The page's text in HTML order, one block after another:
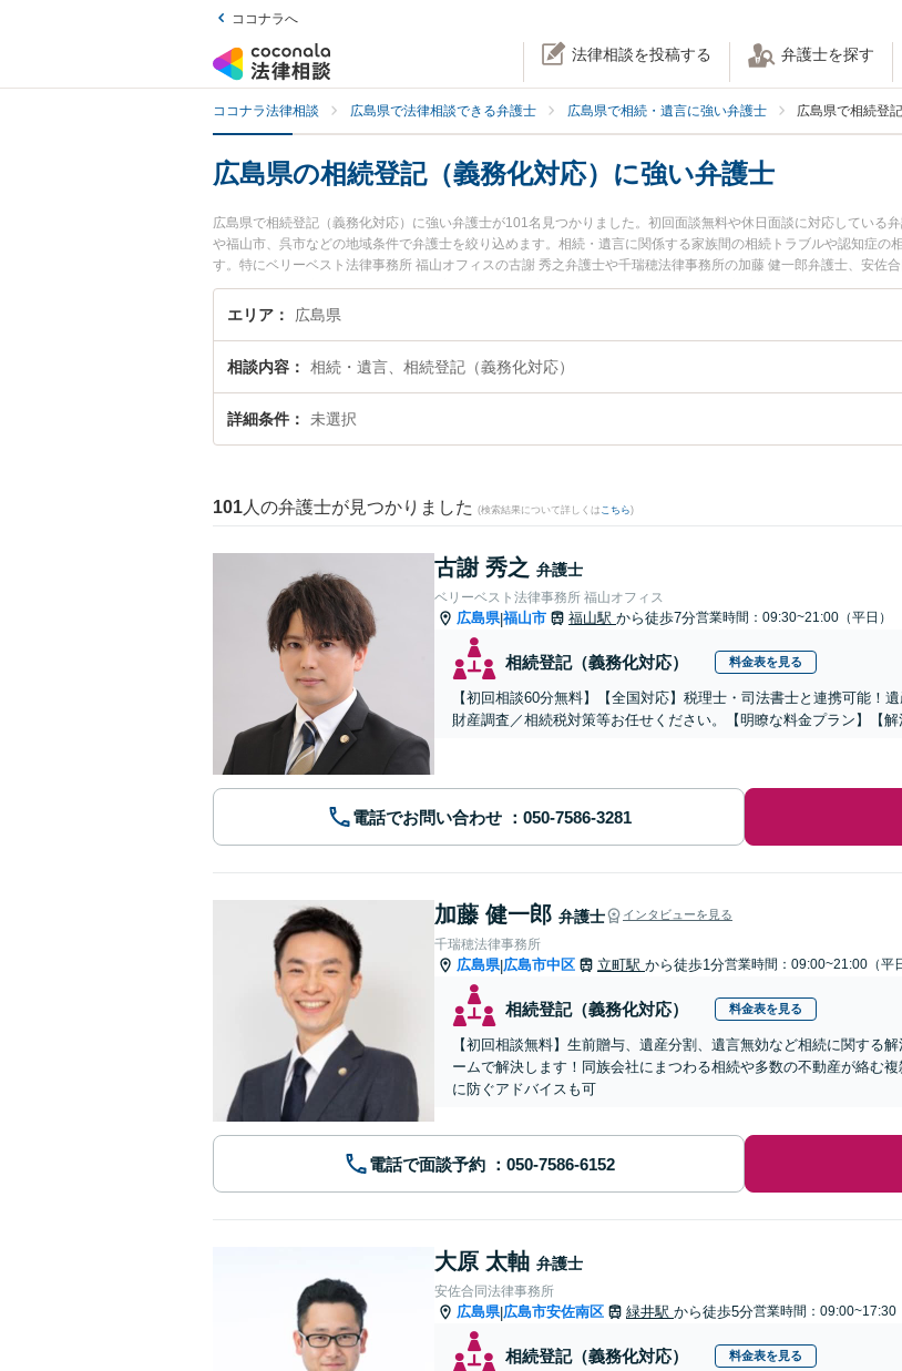
ココナラへ
法律相談を投稿する 弁護士を探す
ココナラ法律相談 広島県で法律相談できる弁護士 広島県で相続・遺言に強い弁護士 広島県で相続登
広島県の相続登記（義務化対応）に強い弁護士
広島県で相続登記（義務化対応）に強い弁護士が101名見つかりました。初回面談無料や休日面談に対応している
や福山市、呉市などの地域条件で弁護士を絞り込めます。相続・遺言に関係する家族間の相続トラブルや認知症
す。特にベリーベスト法律事務所 福山オフィスの古謝 秀之弁護士や千瑞穂法律事務所の加藤 健一郎弁護士、安佐
用、強みなどが注目されています。『広島県で土日や夜間に発生した相続登記（義務化対応）のトラブルを今す
決の実績豊富な近くの弁護士を検索したい』『初回相談無料で相続登記（義務化対応）を法律相談できる広島県内
エリア 広島県
相談内容 相続・遺言、相続登記（義務化対応）
詳細条件 未選択
101 人の弁護士が見つかりました (検索結果について詳しくは こちら)
古謝 秀之 弁護士
ベリーベスト法律事務所 福山オフィス
広島県|福山市 福山駅 から徒歩7分営業時間：09:30~21:00（平日）
相続登記（義務化対応） 料金表を見る
【初回相談60分無料】【全国対応】税理士・司法書士と連携可能！
財産調査／相続税対策等お任せください。【明瞭な料金プラン】【解
電話でお問い合わせ
加藤 健一郎 弁護士 インタビューを見る
千瑞穂法律事務所
広島県|広島市中区 立町駅 から徒歩1分営業時間：09:00~21:00（平
相続登記（義務化対応） 料金表を見る
【初回相談無料】生前贈与、遺産分割、遺言無効など相続に関する
ームで解決します！同族会社にまつわる相続や多数の不動産が絡む
に防ぐアドバイスも可
電話で面談予約
大原 太軸 弁護士
安佐合同法律事務所
広島県|広島市安佐南区 緑井駅 から徒歩5分営業時間：09:00~17:30
相続登記（義務化対応） 料金表を見る